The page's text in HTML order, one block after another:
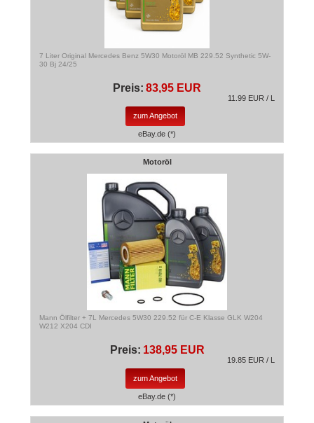
7 Liter Original Mercedes Benz 5W30 Motoröl MB 229.52 Synthetic 5W-
30 Bj 24/25
Preis: 83,95 EUR
11.99 EUR / L
zum Angebot
eBay.de (*)
Motoröl
Mann Ölfilter + 7L Mercedes 5W30 229.52 für C-E Klasse GLK W204
W212 X204 CDI
Preis: 138,95 EUR
19.85 EUR / L
zum Angebot
eBay.de (*)